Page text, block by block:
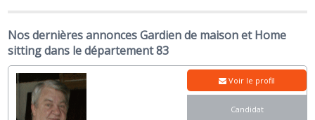
Nos dernières annonces Gardien de maison et Home
sitting dans le département 83
Voir le profil
Candidat